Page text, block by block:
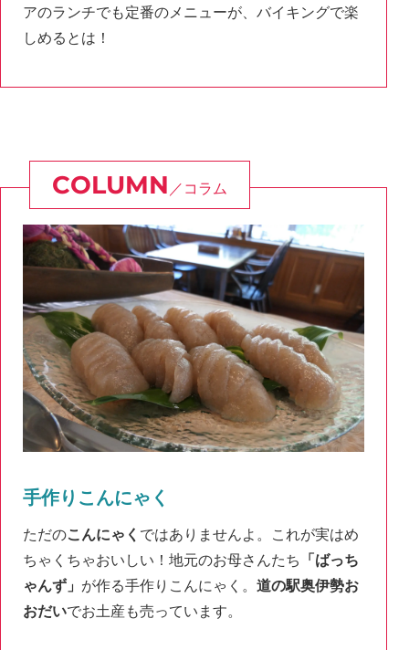
アのランチでも定番のメニューが、バイキングで楽
しめるとは！
コラム
手作りこんにゃく
ただのこんにゃく ではありませんよ。これが実はめ
ちゃくちゃおいしい！地元のお母さんたち 「ばっち
ゃんず」 が作る手作りこんにゃく。 道の駅奥伊勢お
おだいでお土産も売っています。